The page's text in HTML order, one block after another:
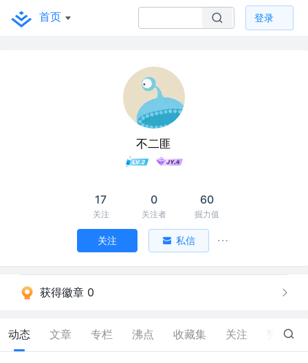
首页 登录
不二匪
17
关注
0
关注者
60
掘力值
关注 私信
获得徽章 0
动态 文章 专栏 沸点 收藏集 关注 167